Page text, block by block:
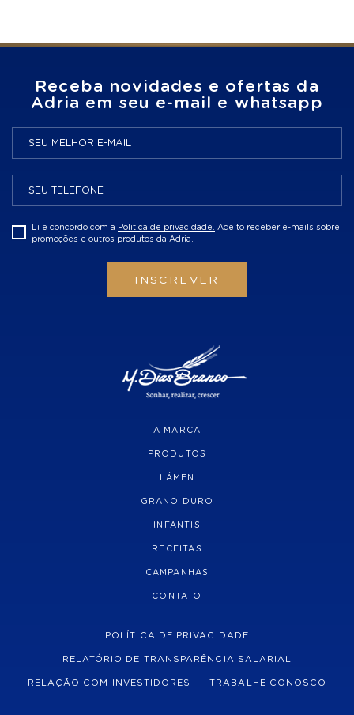
Receba novidades e ofertas da
Adria em seu e-mail e whatsapp
Li e concordo com a Politica de privacidade. Aceito receber e-mails sobre
promoções e outros produtos da Adria.
INSCREVER
A MARCA
PRODUTOS
LÁMEN
GRANO DURO
INFANTIS
RECEITAS
CAMPANHAS
CONTATO
POLÍTICA DE PRIVACIDADE
RELATÓRIO DE TRANSPARÊNCIA SALARIAL
RELAÇÃO COM INVESTIDORES TRABALHE CONOSCO